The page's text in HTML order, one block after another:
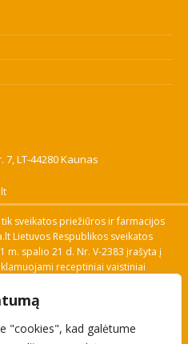
"cookies", kad galėtume
LT-44280 Kaunas
sveikatos priežiūros ir farmacijos
Lietuvos Respublikos sveikatos
m. spalio 21 d. Nr. V-2383 įrašyta į
receptiniai vaistiniai
nuorodos: Vaistų ir medicinos
VVKT tinklalapis, Sveikatos
pranešimo apie įtariamą